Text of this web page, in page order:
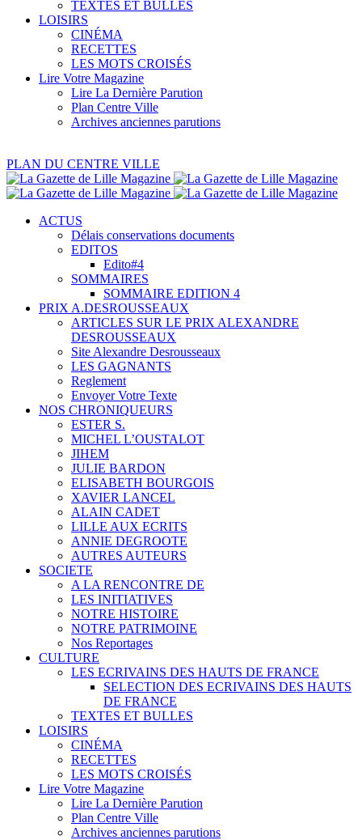
TEXTES ET BULLES
LOISIRS
CINÉMA
RECETTES
LES MOTS CROISÉS
Lire Votre Magazine
Lire La Dernière Parution
Plan Centre Ville
Archives anciennes parutions
PLAN DU CENTRE VILLE
ACTUS
Délais conservations documents
EDITOS
Edito#4
SOMMAIRES
SOMMAIRE EDITION 4
PRIX A.DESROUSSEAUX
ARTICLES SUR LE PRIX ALEXANDRE
DESROUSSEAUX
Site Alexandre Desrousseaux
LES GAGNANTS
Reglement
Envoyer Votre Texte
NOS CHRONIQUEURS
ESTER S.
MICHEL L’OUSTALOT
JIHEM
JULIE BARDON
ELISABETH BOURGOIS
XAVIER LANCEL
ALAIN CADET
LILLE AUX ECRITS
ANNIE DEGROOTE
AUTRES AUTEURS
SOCIETE
A LA RENCONTRE DE
LES INITIATIVES
NOTRE HISTOIRE
NOTRE PATRIMOINE
Nos Reportages
CULTURE
LES ECRIVAINS DES HAUTS DE FRANCE
SELECTION DES ECRIVAINS DES HAUTS
DE FRANCE
TEXTES ET BULLES
LOISIRS
CINÉMA
RECETTES
LES MOTS CROISÉS
Lire Votre Magazine
Lire La Dernière Parution
Plan Centre Ville
Archives anciennes parutions